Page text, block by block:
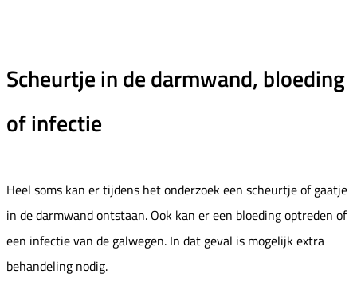
Scheurtje in de darmwand, bloeding
of infectie
Heel soms kan er tijdens het onderzoek een scheurtje of gaatje
in de darmwand ontstaan. Ook kan er een bloeding optreden of
een infectie van de galwegen. In dat geval is mogelijk extra
behandeling nodig.